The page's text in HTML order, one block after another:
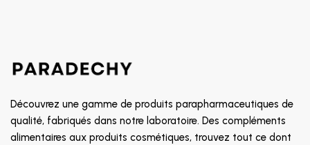
Découvrez une gamme de produits parapharmaceutiques de
qualité, fabriqués dans notre laboratoire. Des compléments
alimentaires aux produits cosmétiques, trouvez tout ce dont